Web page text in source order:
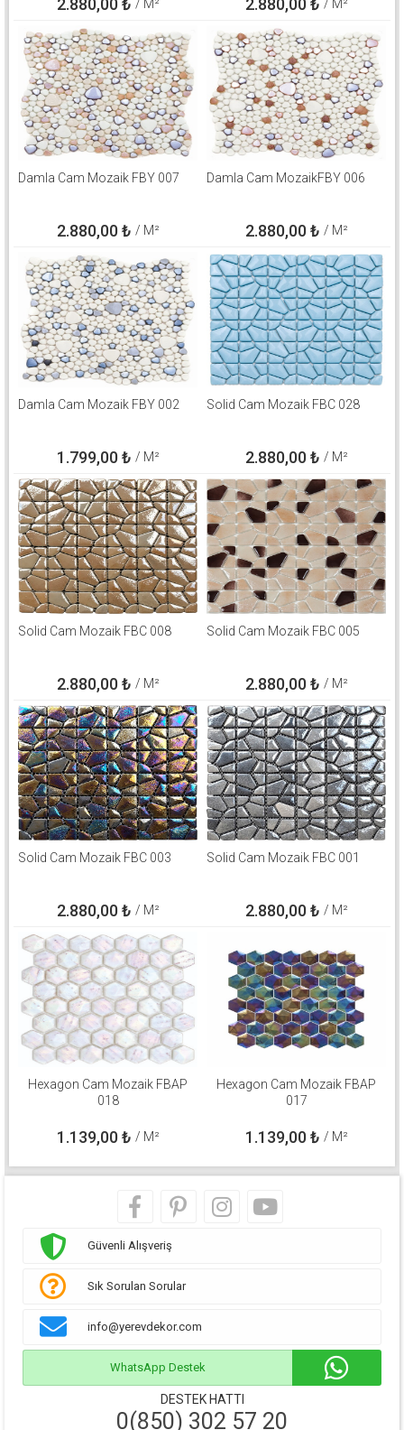
2.880,00₺ / M² 2.880,00₺ / M²
Damla Cam Mozaik FBY 007
2.880,00₺ / M²
Damla Cam MozaikFBY 006
2.880,00₺ / M²
Damla Cam Mozaik FBY 002
1.799,00₺ / M²
Solid Cam Mozaik FBC 028
2.880,00₺ / M²
Solid Cam Mozaik FBC 008
2.880,00₺ / M²
Solid Cam Mozaik FBC 005
2.880,00₺ / M²
Solid Cam Mozaik FBC 003
2.880,00₺ / M²
Solid Cam Mozaik FBC 001
2.880,00₺ / M²
Hexagon Cam Mozaik FBAP
018
1.139,00₺ / M²
Hexagon Cam Mozaik FBAP
017
1.139,00₺ / M²
Güvenli Alışveriş
Sık Sorulan Sorular
info@yerevdekor.com
WhatsApp Destek
DESTEK HATTI
0(850) 302 57 20